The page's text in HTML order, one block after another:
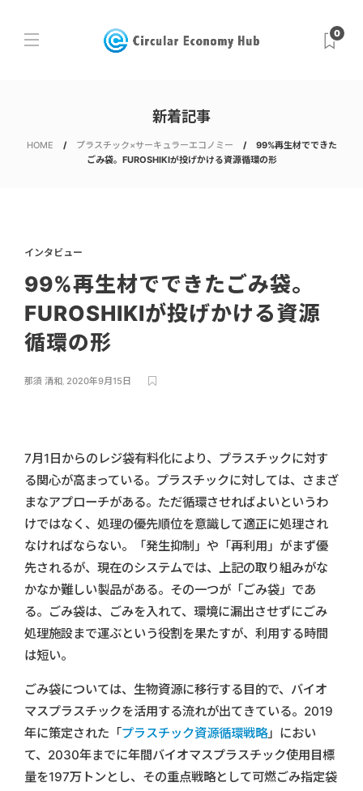
0
新着記事
HOME プラスチック×サーキュラーエコノミー
99%再生材でできた
ごみ袋。FUROSHIKIが投げかける資源循環の形
インタビュー
99%再生材でできたごみ袋。
FUROSHIKIが投げかける資源
循環の形
那須 清和, 2020年9月15日
7月1日からのレジ袋有料化により、プラスチックに対す
る関心が高まっている。プラスチックに対しては、さまざ
まなアプローチがある。ただ循環させればよいというわ
けではなく、処理の優先順位を意識して適正に処理され
なければならない。「発生抑制」や「再利用」がまず優
先されるが、現在のシステムでは、上記の取り組みがな
かなか難しい製品がある。その一つが「ごみ袋」であ
る。ごみ袋は、ごみを入れて、環境に漏出させずにごみ
処理施設まで運ぶという役割を果たすが、利用する時間
は短い。
ごみ袋については、生物資源に移行する目的で、バイオ
マスプラスチックを活用する流れが出てきている。2019
年に策定された「プラスチック資源循環戦略」におい
て、2030年までに年間バイオマスプラスチック使用目標
量を197万トンとし、その重点戦略として可燃ごみ指定袋